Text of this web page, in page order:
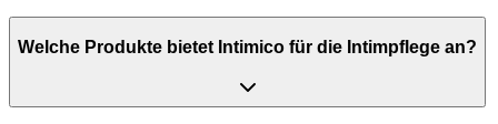
Welche Produkte bietet Intimico für die Intimpflege an?